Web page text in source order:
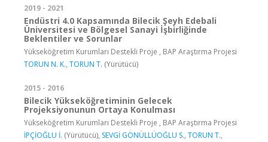
2019 - 2021
Endüstri 4.0 Kapsamında Bilecik Şeyh Edebali
Üniversitesi ve Bölgesel Sanayi İşbirliğinde
Beklentiler ve Sorunlar
Yükseköğretim Kurumları Destekli Proje , BAP Araştırma Projesi
TORUN N. K., TORUN T. (Yürütücü)
2015 - 2016
Bilecik Yükseköğretiminin Gelecek
Projeksiyonunun Ortaya Konulması
Yükseköğretim Kurumları Destekli Proje , BAP Araştırma Projesi
İPÇİOĞLU İ. (Yürütücü), SEVGİ GÖNÜLLÜOĞLU S., TORUN T.,